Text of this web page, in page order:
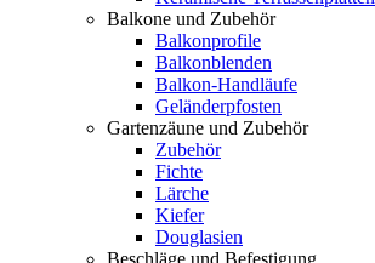
Balkone und Zubehör
Balkonprofile
Balkonblenden
Balkon-Handläufe
Geländerpfosten
Gartenzäune und Zubehör
Zubehör
Fichte
Lärche
Kiefer
Douglasien